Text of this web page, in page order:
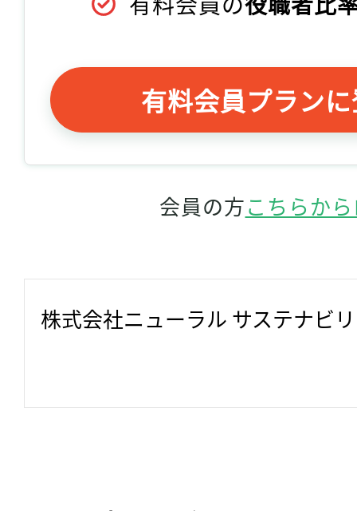
有料会員プラン
会員の方こちらか
株式会社ニューラル サステナビ